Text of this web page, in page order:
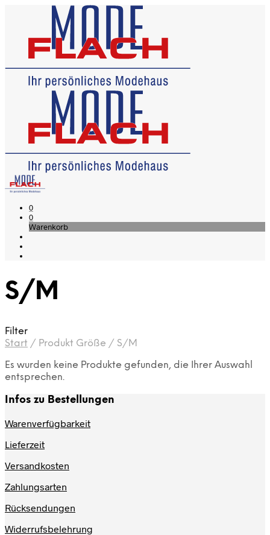
0
0
Warenkorb
S/M
Filter
Start / Produkt Größe / S/M
Es wurden keine Produkte gefunden, die Ihrer Auswahl
entsprechen.
Infos zu Bestellungen
Warenverfügbarkeit
Lieferzeit
Versandkosten
Zahlungsarten
Rücksendungen
Widerrufsbelehrung